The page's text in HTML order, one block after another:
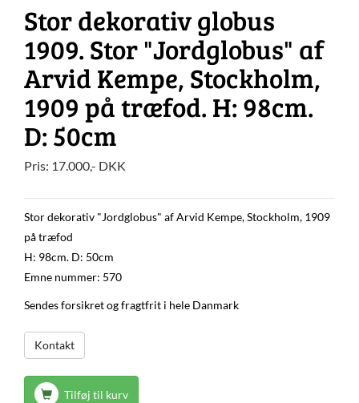
Stor dekorativ globus
1909. Stor "Jordglobus" af
Arvid Kempe, Stockholm,
1909 på træfod. H: 98cm.
D: 50cm
Pris: 17.000,- DKK
Stor dekorativ "Jordglobus" af Arvid Kempe, Stockholm, 1909
på træfod
H: 98cm. D: 50cm
Emne nummer: 570
Sendes forsikret og fragtfrit i hele Danmark
Kontakt
Tilføj til kurv